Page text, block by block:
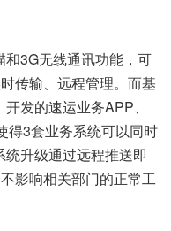
3G无线通讯功能，可
传输、远程管理。而基
发的速运业务APP、
得3套业务系统可以同时
升级通过远程推送即
影响相关部门的正常工